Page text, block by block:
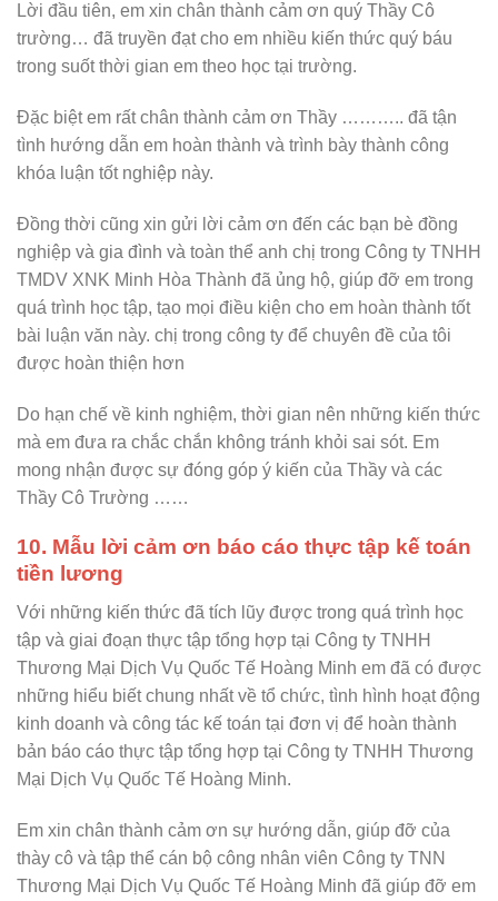
Lời đầu tiên, em xin chân thành cảm ơn quý Thầy Cô
trường… đã truyền đạt cho em nhiều kiến thức quý báu
trong suốt thời gian em theo học tại trường.
Đặc biệt em rất chân thành cảm ơn Thầy ……….. đã tận
tình hướng dẫn em hoàn thành và trình bày thành công
khóa luận tốt nghiệp này.
Đồng thời cũng xin gửi lời cảm ơn đến các bạn bè đồng
nghiệp và gia đình và toàn thể anh chị trong Công ty TNHH
TMDV XNK Minh Hòa Thành đã ủng hộ, giúp đỡ em trong
quá trình học tập, tạo mọi điều kiện cho em hoàn thành tốt
bài luận văn này. chị trong công ty để chuyên đề của tôi
được hoàn thiện hơn
Do hạn chế về kinh nghiệm, thời gian nên những kiến thức
mà em đưa ra chắc chắn không tránh khỏi sai sót. Em
mong nhận được sự đóng góp ý kiến của Thầy và các
Thầy Cô Trường ……
10. Mẫu lời cảm ơn báo cáo thực tập kế toán
tiền lương
Với những kiến thức đã tích lũy được trong quá trình học
tập và giai đoạn thực tập tổng hợp tại Công ty TNHH
Thương Mại Dịch Vụ Quốc Tế Hoàng Minh em đã có được
những hiểu biết chung nhất về tổ chức, tình hình hoạt động
kinh doanh và công tác kế toán tại đơn vị để hoàn thành
bản báo cáo thực tập tổng hợp tại Công ty TNHH Thương
Mại Dịch Vụ Quốc Tế Hoàng Minh.
Em xin chân thành cảm ơn sự hướng dẫn, giúp đỡ của
thày cô và tập thể cán bộ công nhân viên Công ty TNN
Thương Mại Dịch Vụ Quốc Tế Hoàng Minh đã giúp đỡ em